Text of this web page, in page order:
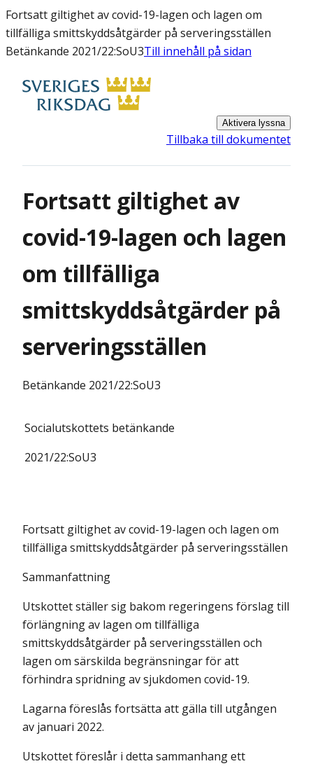
Fortsatt giltighet av covid-19-lagen och lagen om
tillfälliga smittskyddsåtgärder på serveringsställen
Betänkande 2021/22:SoU3Till innehåll på sidan
Aktivera lyssna
Tillbaka till dokumentet
Fortsatt giltighet av
covid-19-lagen och lagen
om tillfälliga
smittskyddsåtgärder på
serveringsställen
Betänkande 2021/22:SoU3
Socialutskottets betänkande
2021/22:SoU3
Fortsatt giltighet av covid-19-lagen och lagen om
tillfälliga smittskyddsåtgärder på serveringsställen
Sammanfattning
Utskottet ställer sig bakom regeringens förslag till
förlängning av lagen om tillfälliga
smittskyddsåtgärder på serveringsställen och
lagen om särskilda begränsningar för att
förhindra spridning av sjukdomen covid-19.
Lagarna föreslås fortsätta att gälla till utgången
av januari 2022.
Utskottet föreslår i detta sammanhang ett